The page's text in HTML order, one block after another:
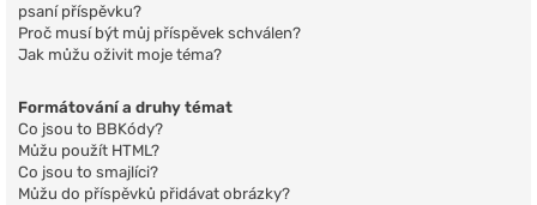
psaní příspěvku?
Proč musí být můj příspěvek schválen?
Jak můžu oživit moje téma?
Formátování a druhy témat
Co jsou to BBKódy?
Můžu použít HTML?
Co jsou to smajlíci?
Můžu do příspěvků přidávat obrázky?